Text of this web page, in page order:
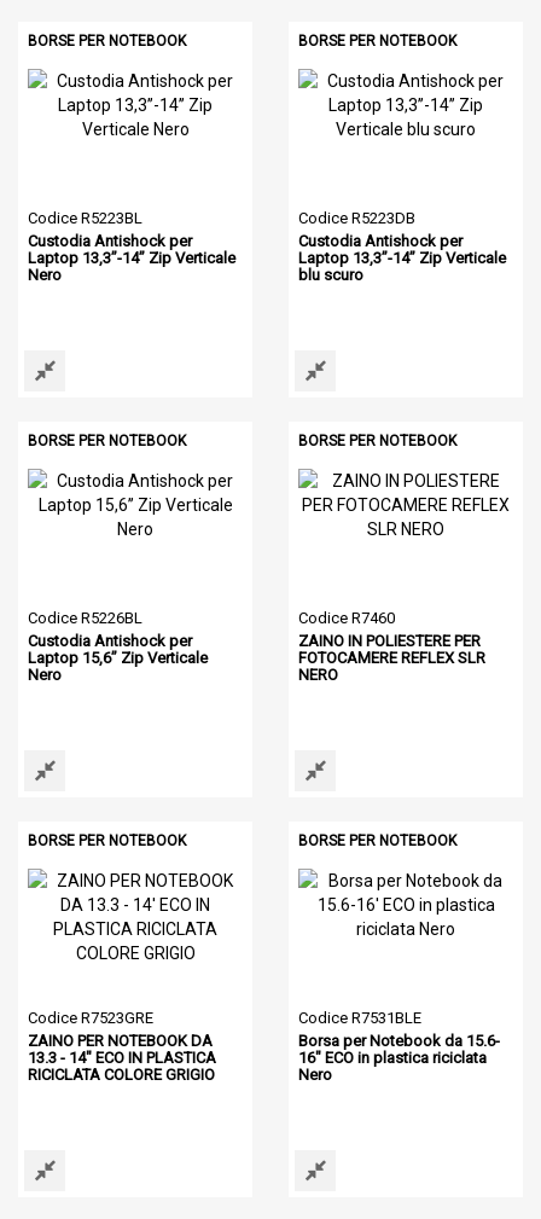
BORSE PER NOTEBOOK
Codice R5223BL
Custodia Antishock per
Laptop 13,3’’-14’’ Zip Verticale
Nero
BORSE PER NOTEBOOK
Codice R5223DB
Custodia Antishock per
Laptop 13,3’’-14’’ Zip Verticale
blu scuro
BORSE PER NOTEBOOK
Codice R5226BL
Custodia Antishock per
Laptop 15,6’’ Zip Verticale
Nero
BORSE PER NOTEBOOK
Codice R7460
ZAINO IN POLIESTERE PER
FOTOCAMERE REFLEX SLR
NERO
BORSE PER NOTEBOOK
Codice R7523GRE
ZAINO PER NOTEBOOK DA
13.3 - 14" ECO IN PLASTICA
RICICLATA COLORE GRIGIO
BORSE PER NOTEBOOK
Codice R7531BLE
Borsa per Notebook da 15.6-
16" ECO in plastica riciclata
Nero